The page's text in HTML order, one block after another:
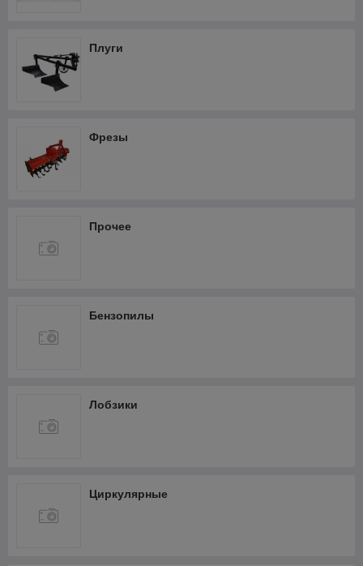
Плуги
Фрезы
Прочее
Бензопилы
Лобзики
Циркулярные